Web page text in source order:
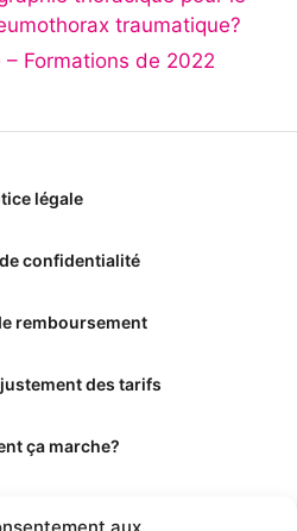
traumatique?
Formations de 2022
légale
confidentialité
remboursement
des tarifs
ça marche?